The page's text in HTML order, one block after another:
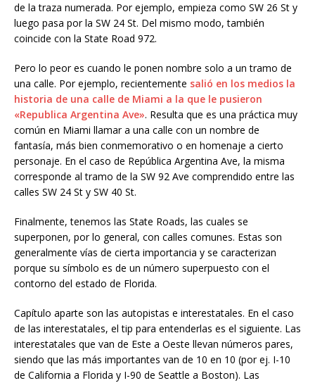
de la traza numerada. Por ejemplo, empieza como SW 26 St y
luego pasa por la SW 24 St. Del mismo modo, también
coincide con la State Road 972.
Pero lo peor es cuando le ponen nombre solo a un tramo de
una calle. Por ejemplo, recientemente salió en los medios la
historia de una calle de Miami a la que le pusieron
«Republica Argentina Ave». Resulta que es una práctica muy
común en Miami llamar a una calle con un nombre de
fantasía, más bien conmemorativo o en homenaje a cierto
personaje. En el caso de República Argentina Ave, la misma
corresponde al tramo de la SW 92 Ave comprendido entre las
calles SW 24 St y SW 40 St.
Finalmente, tenemos las State Roads, las cuales se
superponen, por lo general, con calles comunes. Estas son
generalmente vías de cierta importancia y se caracterizan
porque su símbolo es de un número superpuesto con el
contorno del estado de Florida.
Capítulo aparte son las autopistas e interestatales. En el caso
de las interestatales, el tip para entenderlas es el siguiente. Las
interestatales que van de Este a Oeste llevan números pares,
siendo que las más importantes van de 10 en 10 (por ej. I-10
de California a Florida y I-90 de Seattle a Boston). Las